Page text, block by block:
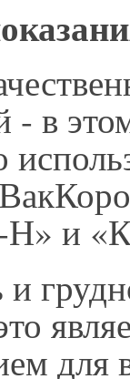
- в
и
для